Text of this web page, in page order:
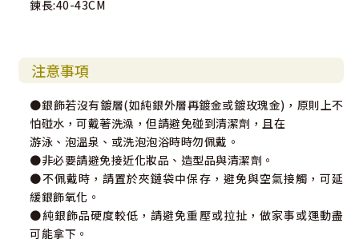
鍊長:40-43CM
注意事項
●銀飾若沒有鍍層(如純銀外層再鍍金或鍍玫瑰金)，原則上不
怕碰水，可戴著洗澡，但請避免碰到清潔劑，且在
游泳、泡溫泉、或洗泡泡浴時時勿佩戴。
●非必要請避免接近化妝品、造型品與清潔劑。
●不佩戴時，請置於夾鏈袋中保存，避免與空氣接觸，可延
緩銀飾氧化。
●純銀飾品硬度較低，請避免重壓或拉扯，做家事或運動盡
可能拿下。